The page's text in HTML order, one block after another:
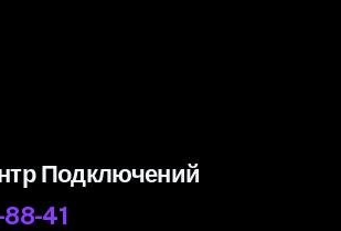
Подключений
41